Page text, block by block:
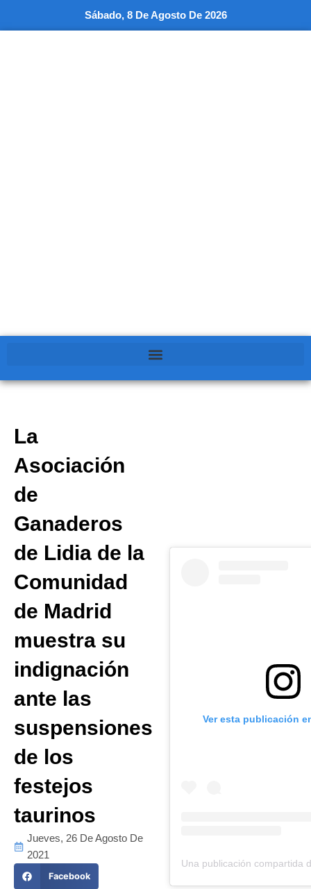
Sábado, 8 De Agosto De 2026
La
Asociación
de
Ganaderos
de Lidia de la
Comunidad
de Madrid
muestra su
indignación
ante las
suspensiones
de los
festejos
taurinos
Jueves, 26 De Agosto De
2021
Facebook
Ver esta publicación